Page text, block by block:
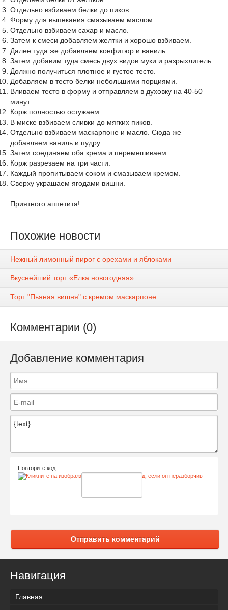
Отдельно взбиваем белки до пиков.
Форму для выпекания смазываем маслом.
Отдельно взбиваем сахар и масло.
Затем к смеси добавляем желтки и хорошо взбиваем.
Далее туда же добавляем конфитюр и ваниль.
Затем добавим туда смесь двух видов муки и разрыхлитель.
Должно получиться плотное и густое тесто.
Добавляем в тесто белки небольшими порциями.
Вливаем тесто в форму и отправляем в духовку на 40-50
минут.
Корж полностью остужаем.
В миске взбиваем сливки до мягких пиков.
Отдельно взбиваем маскарпоне и масло. Сюда же
добавляем ваниль и пудру.
Затем соединяем оба крема и перемешиваем.
Корж разрезаем на три части.
Каждый пропитываем соком и смазываем кремом.
Сверху украшаем ягодами вишни.
Приятного аппетита!
Похожие новости
Нежный лимонный пирог с орехами и яблоками
Вкуснейший торт «Елка новогодняя»
Торт "Пьяная вишня" с кремом маскарпоне
Комментарии (0)
Добавление комментария
Повторите код:
Отправить комментарий
Навигация
Главная